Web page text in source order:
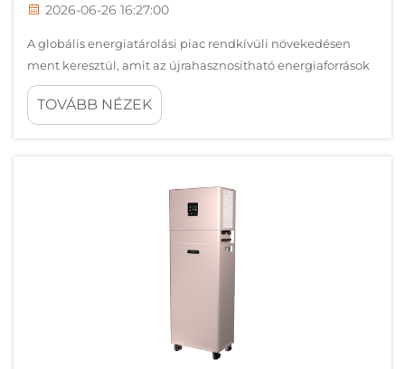
2026-06-26 16:27:00
A globális energiatárolási piac rendkívüli növekedésen
ment keresztül, amit az újrahasznosítható energiaforrások
felé történő gyors átállás és a hálózati stabilitás iránti
növekvő igény hajtott. Ahogy a vállalatok és a
villamosenergia-szolgáltatók megbízható megoldásokat
TOVÁBB NÉZEK